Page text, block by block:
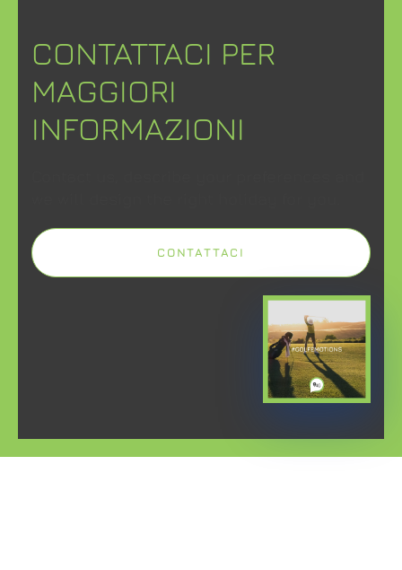
CONTATTACI PER
MAGGIORI
INFORMAZIONI
CONTATTACI